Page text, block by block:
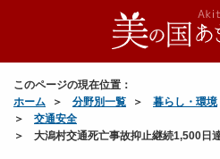
このページの現在位置：
ホーム
分野別一覧 暮らし・環境
交通安全
大潟村交通死亡事故抑止継続1,500日